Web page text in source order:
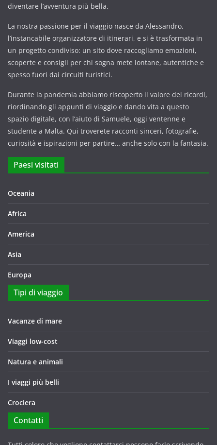
diventare l’avventura più bella.
La nostra passione per il viaggio nasce da Alessandro,
l’instancabile organizzatore di itinerari, e si è trasformata in
un progetto condiviso: un sito dove raccogliamo emozioni,
scoperte e consigli per chi sogna mete lontane, autentiche e
spesso fuori dai circuiti turistici.
Durante la pandemia abbiamo riscoperto il valore dei ricordi,
riordinando gli appunti di viaggio e dando vita a questo
spazio digitale, con l’aiuto di Samuele, oggi ventenne e
studente a Malta. Qui troverete racconti sinceri, fotografie,
curiosità e ispirazioni per partire… anche solo con la fantasia.
Paesi visitati
Oceania
Africa
America
Asia
Europa
Tipi di viaggio
Vacanze di mare
Viaggi low-cost
Natura e animali
I viaggi più belli
Crociera
Contatti